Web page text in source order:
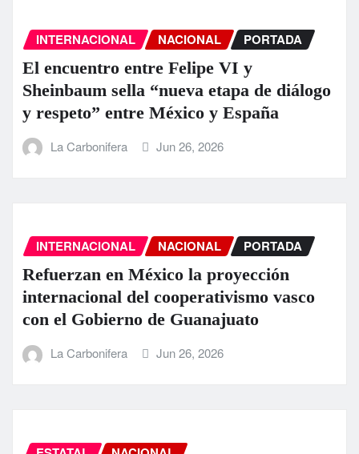
INTERNACIONAL NACIONAL PORTADA
El encuentro entre Felipe VI y
Sheinbaum sella “nueva etapa de diálogo
y respeto” entre México y España
La Carbonifera Jun 26, 2026
INTERNACIONAL NACIONAL PORTADA
Refuerzan en México la proyección
internacional del cooperativismo vasco
con el Gobierno de Guanajuato
La Carbonifera Jun 26, 2026